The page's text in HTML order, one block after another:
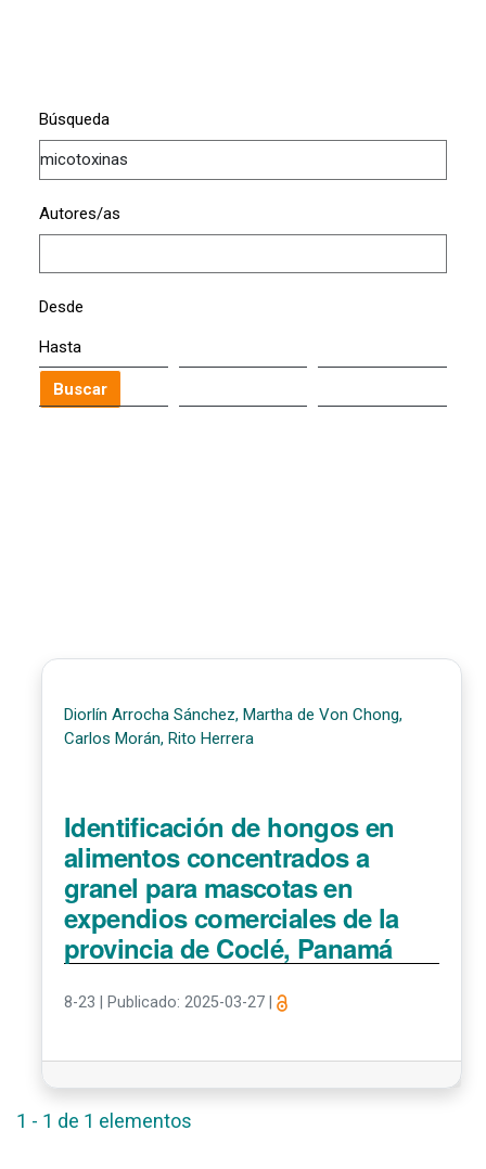
Búsqueda
Autores/as
Desde
Hasta
Buscar
Diorlín Arrocha Sánchez, Martha de Von Chong,
Carlos Morán, Rito Herrera
Identificación de hongos en
alimentos concentrados a
granel para mascotas en
expendios comerciales de la
provincia de Coclé, Panamá
8-23 Publicado: 2025-03-27
1 - 1 de 1 elementos